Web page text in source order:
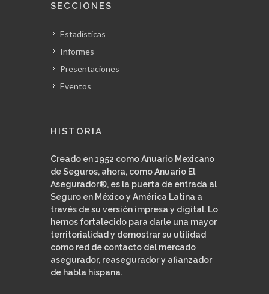
SECCIONES
Estadísticas
Informes
Presentaciones
Eventos
HISTORIA
Creado en 1952 como Anuario Mexicano
de Seguros, ahora, como Anuario El
Asegurador®, es la puerta de entrada al
Seguro en México y América Latina a
través de su versión impresa y digital. Lo
hemos fortalecido para darle una mayor
territorialidad y demostrar su utilidad
como red de contacto del mercado
asegurador, reasegurador y afianzador
de habla hispana.